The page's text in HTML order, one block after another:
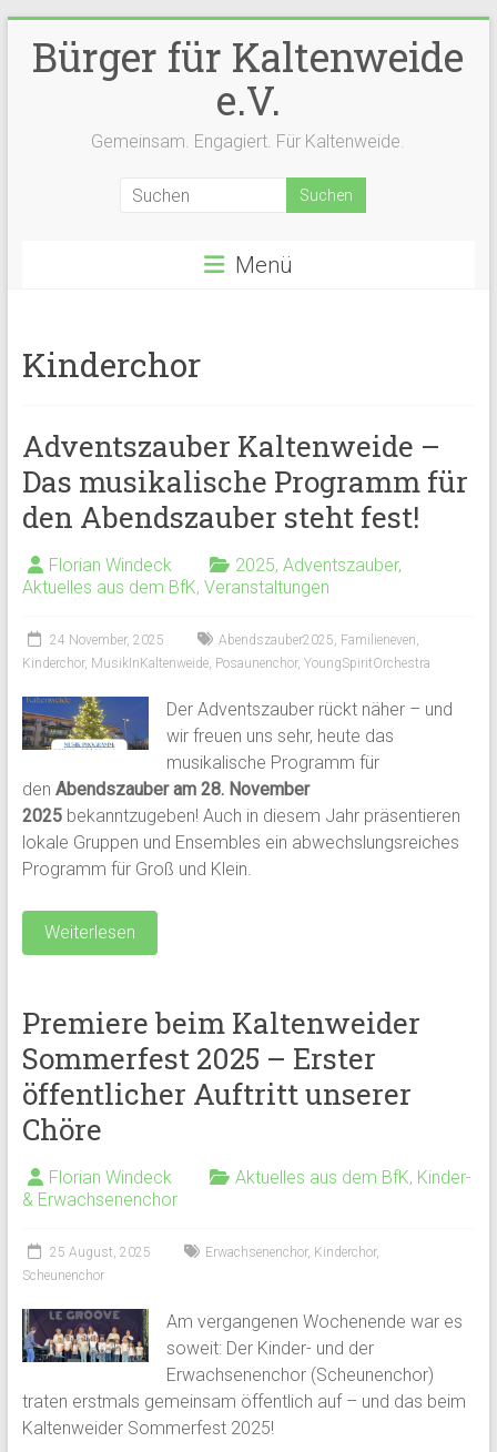
Inhalt
springen
Bürger für Kaltenweide
e.V.
Gemeinsam. Engagiert. Für Kaltenweide.
Menü
Kinderchor
Adventszauber Kaltenweide –
Das musikalische Programm für
den Abendszauber steht fest!
Florian Windeck 2025, Adventszauber,
Aktuelles aus dem BfK, Veranstaltungen
24 November, 2025 Abendszauber2025, Familieneven,
Kinderchor, MusikInKaltenweide, Posaunenchor, YoungSpiritOrchestra
Der Adventszauber rückt näher – und
wir freuen uns sehr, heute das
musikalische Programm für
den Abendszauber am 28. November
2025bekanntzugeben! Auch in diesem Jahr präsentieren
lokale Gruppen und Ensembles ein abwechslungsreiches
Programm für Groß und Klein.
Weiterlesen
Premiere beim Kaltenweider
Sommerfest 2025 – Erster
öffentlicher Auftritt unserer
Chöre
Florian Windeck Aktuelles aus dem BfK, Kinder-
& Erwachsenenchor
25 August, 2025 Erwachsenenchor, Kinderchor,
Scheunenchor
Am vergangenen Wochenende war es
soweit: Der Kinder- und der
Erwachsenenchor (Scheunenchor)
traten erstmals gemeinsam öffentlich auf – und das beim
Kaltenweider Sommerfest 2025!